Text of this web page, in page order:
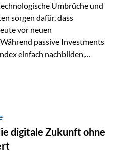
Umbrüche und
sorgen dafür, dass
vor neuen
passive Investments
einfach nachbilden,
Fondsmanager, die
diese aktive
Mehrwert bieten.
Aktive Fonds verfolgen das
sondern gezielt
digitale Zukunft ohne